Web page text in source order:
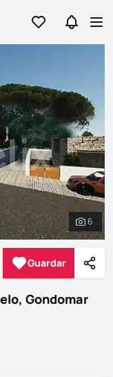
Ir para osIr para
Ver
6
Guardar
Guardar
Gondomar